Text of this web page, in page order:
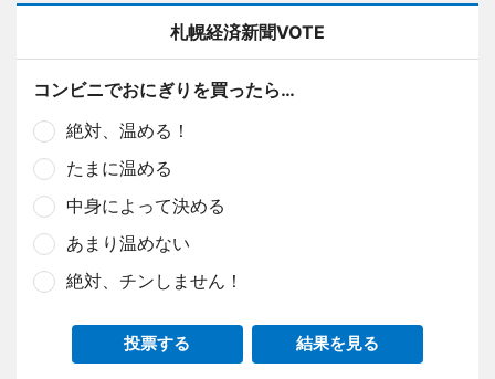
札幌経済新聞VOTE
コンビニでおにぎりを買ったら…
絶対、温める！
たまに温める
中身によって決める
あまり温めない
絶対、チンしません！
投票する 結果を見る